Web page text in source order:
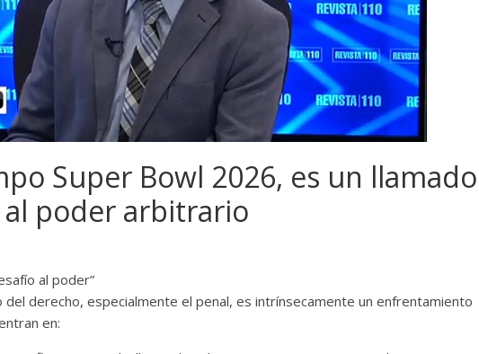
Super Bowl 2026, es un llamado
poder arbitrario
al poder”
derecho, especialmente el penal, es intrínsecamente un enfrentamiento
en: